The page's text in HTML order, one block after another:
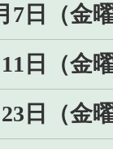
7日（金
日（金
日（金